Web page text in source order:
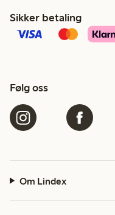
Sikker betaling
Følg oss
Om Lindex